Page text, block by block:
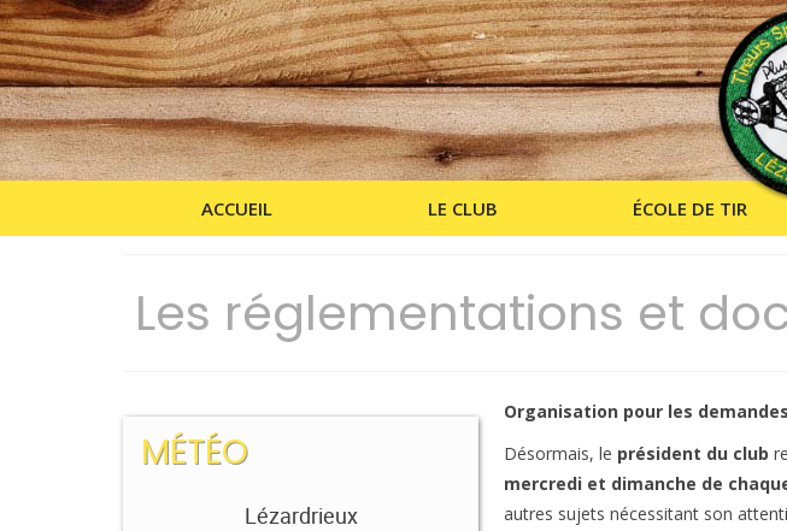
ACCUEIL LE CLUB ÉCOLE DE TIR
Les réglementations et
Organisation pour les
Désormais, le président du club
mercredi et dimanche de
autres sujets nécessitant son
MÉTÉO
Lézardrieux